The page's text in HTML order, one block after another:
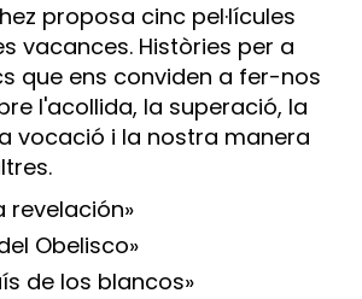
proposa cinc pel·lícules
vacances. Històries per a
que ens conviden a fer-nos
l'acollida, la superació, la
vocació i la nostra manera
revelación»
Obelisco»
de los blancos»